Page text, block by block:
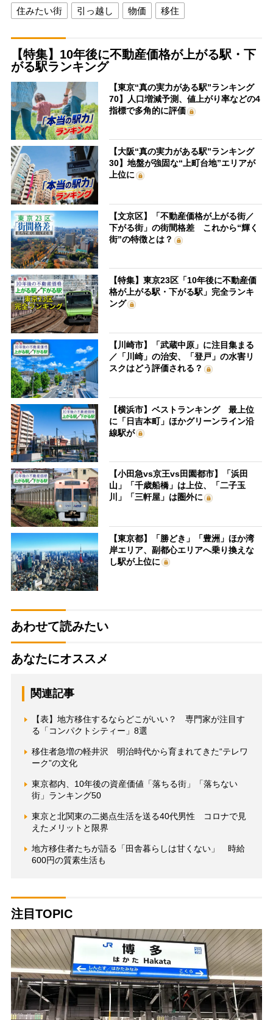
住みたい街 引っ越し 物価 移住
【特集】10年後に不動産価格が上がる駅・下
がる駅ランキング
【東京“真の実力がある駅”ランキング
70】人口増減予測、値上がり率などの4
指標で多角的に評価
【大阪“真の実力がある駅”ランキング
30】地盤が強固な“上町台地”エリアが
上位に
【文京区】「不動産価格が上がる街／
下がる街」の街間格差 これから“輝く
街”の特徴とは？
【特集】東京23区「10年後に不動産価
格が上がる駅・下がる駅」完全ランキ
ング
【川崎市】「武蔵中原」に注目集まる
／「川崎」の治安、「登戸」の水害リ
スクはどう評価される？
【横浜市】ベストランキング 最上位
に「日吉本町」ほかグリーンライン沿
線駅が
【小田急vs京王vs田園都市】「浜田
山」「千歳船橋」は上位、「二子玉
川」「三軒屋」は圏外に
【東京都】「勝どき」「豊洲」ほか湾
岸エリア、副都心エリアへ乗り換えな
し駅が上位に
あわせて読みたい
あなたにオススメ
関連記事
【表】地方移住するならどこがいい？ 専門家が注目す
る「コンパクトシティー」8選
移住者急増の軽井沢 明治時代から育まれてきた“テレワ
ーク”の文化
東京都内、10年後の資産価値「落ちる街」「落ちない
街」ランキング50
東京と北関東の二拠点生活を送る40代男性 コロナで見
えたメリットと限界
地方移住者たちが語る「田舎暮らしは甘くない」 時給
600円の質素生活も
注目TOPIC